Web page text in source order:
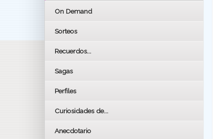
On Demand
Sorteos
Recuerdos...
Sagas
Perfiles
Curiosidades de...
Anecdotario